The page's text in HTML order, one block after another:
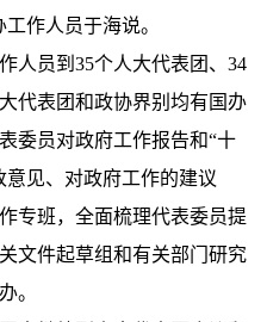
作人员于海说。
人员到35个人大代表团、34
代表团和政协界别均有国办
委员对政府工作报告和“十
意见、对政府工作的建议
专班，全面梳理代表委员提
文件起草组和有关部门研究
。